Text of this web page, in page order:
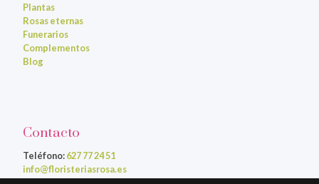
Plantas
Rosas eternas
Funerarios
Complementos
Blog
Contacto
Teléfono:627 77 24 51
info@floristeriasrosa.es